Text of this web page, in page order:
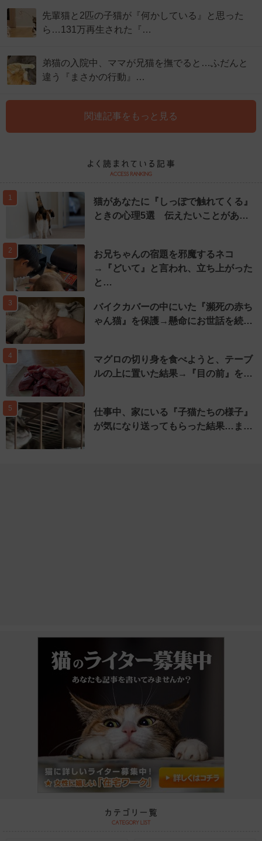
先輩猫と2匹の子猫が『何かしている』と思った
ら…131万再生された『…
弟猫の入院中、ママが兄猫を撫でると…ふだんと
違う『まさかの行動』…
関連記事をもっと見る
1
猫があなたに『しっぽで触れてくる』
ときの心理5選 伝えたいことがあ…
2
お兄ちゃんの宿題を邪魔するネコ
→『どいて』と言われ、立ち上がった
と…
3
バイクカバーの中にいた『瀕死の赤ち
ゃん猫』を保護→懸命にお世話を続…
4
マグロの切り身を食べようと、テーブ
ルの上に置いた結果→『目の前』を…
5
仕事中、家にいる『子猫たちの様子』
が気になり送ってもらった結果…ま…